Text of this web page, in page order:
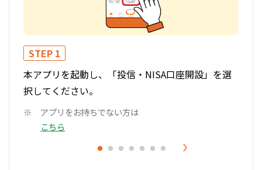
STEP 1
本アプリを起動し、「投信・NISA口座開設」を選
択してください。
アプリをお持ちでない方は
こちら